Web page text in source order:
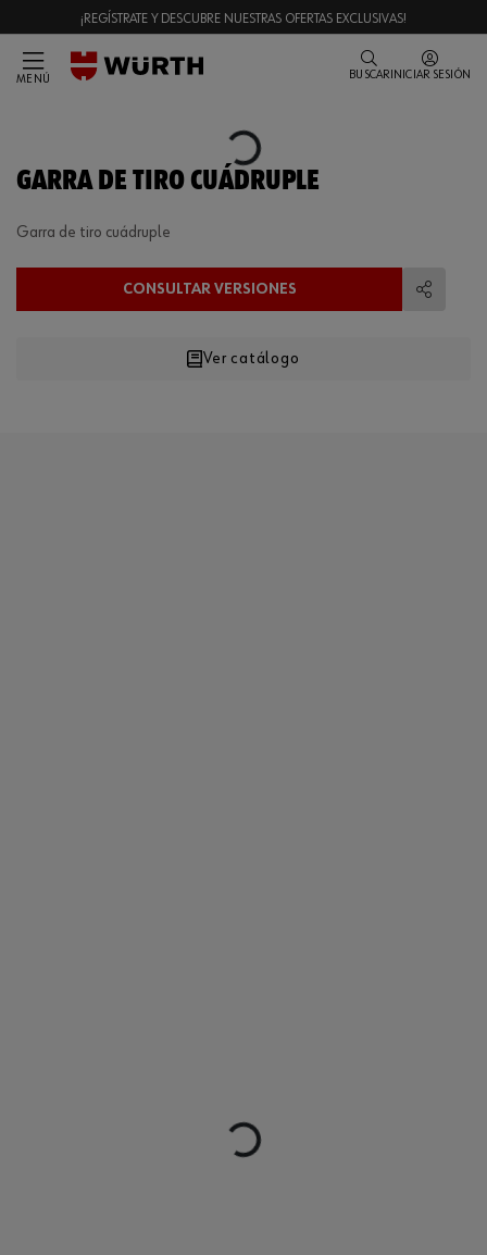
¡REGÍSTRATE Y DESCUBRE NUESTRAS OFERTAS EXCLUSIVAS!
MENÚ BUSCAR INICIAR SESIÓN
Loading...
GARRA DE TIRO CUÁDRUPLE
Garra de tiro cuádruple
CONSULTAR VERSIONES
Ver catálogo